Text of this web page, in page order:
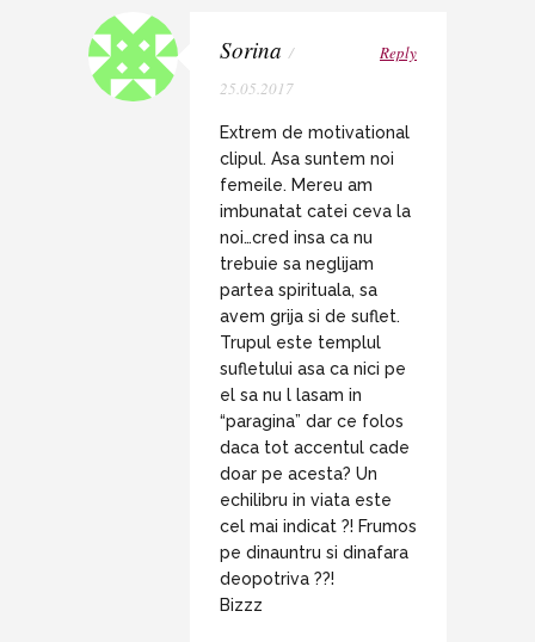
Sorina /
25.05.2017
Reply
Extrem de motivational
clipul. Asa suntem noi
femeile. Mereu am
imbunatat catei ceva la
noi…cred insa ca nu
trebuie sa neglijam
partea spirituala, sa
avem grija si de suflet.
Trupul este templul
sufletului asa ca nici pe
el sa nu l lasam in
“paragina” dar ce folos
daca tot accentul cade
doar pe acesta? Un
echilibru in viata este
cel mai indicat ?! Frumos
pe dinauntru si dinafara
deopotriva ??!
Bizzz